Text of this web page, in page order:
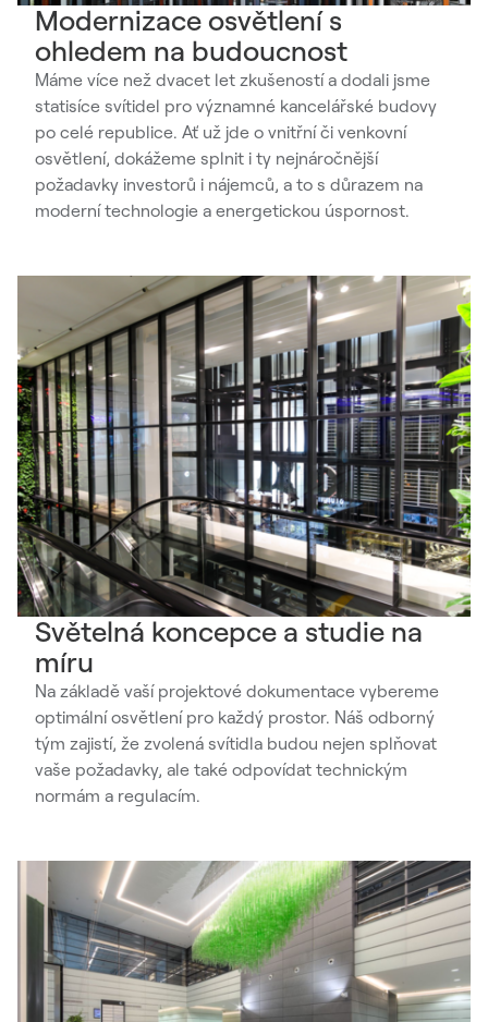
Modernizace osvětlení s
ohledem na budoucnost
Máme více než dvacet let zkušeností a dodali jsme
statisíce svítidel pro významné kancelářské budovy
po celé republice. Ať už jde o vnitřní či venkovní
osvětlení, dokážeme splnit i ty nejnáročnější
požadavky investorů i nájemců, a to s důrazem na
moderní technologie a energetickou úspornost.
Světelná koncepce a studie na
míru
Na základě vaší projektové dokumentace vybereme
optimální osvětlení pro každý prostor. Náš odborný
tým zajistí, že zvolená svítidla budou nejen splňovat
vaše požadavky, ale také odpovídat technickým
normám a regulacím.